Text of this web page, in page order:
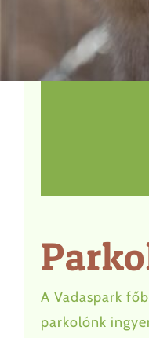
A Vadaspark
parkolónk